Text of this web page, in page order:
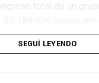
total de un
las asignaciones.
que si uno de los
SEGUÍ LEYENDO